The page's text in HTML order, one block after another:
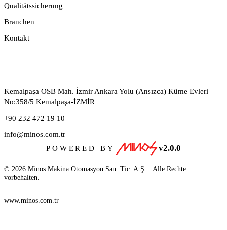
Qualitätssicherung
Branchen
Kontakt
Kemalpaşa OSB Mah. İzmir Ankara Yolu (Ansızca) Küme Evleri
No:358/5 Kemalpaşa-İZMİR
+90 232 472 19 10
info@minos.com.tr
POWERED BY v2.0.0
© 2026 Minos Makina Otomasyon San. Tic. A.Ş. · Alle Rechte
vorbehalten.
www.minos.com.tr